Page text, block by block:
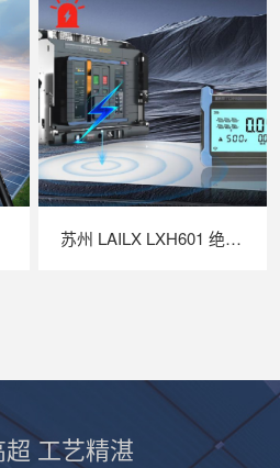
苏州 LAILX LXH601 绝缘接地综合测试仪：全维安全检测，守护光伏系统电气运行根基
工艺精湛